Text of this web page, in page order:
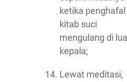
ketika penghafal
kitab suci
mengulang di
kepala;
Lewat meditasi,